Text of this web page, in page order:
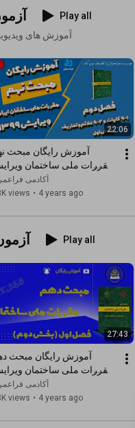
Play all
آموزش های
22:06
آکادمی
views • 4 years ago
Play all
27:43
عمومی (بخش
آکادمی
views • 4 years ago